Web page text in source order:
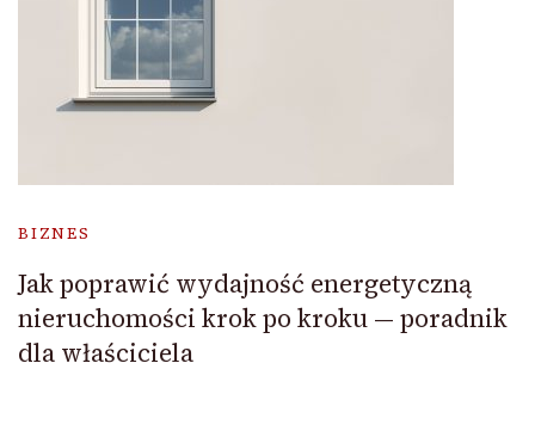
BIZNES
Jak poprawić wydajność energetyczną
nieruchomości krok po kroku — poradnik
dla właściciela